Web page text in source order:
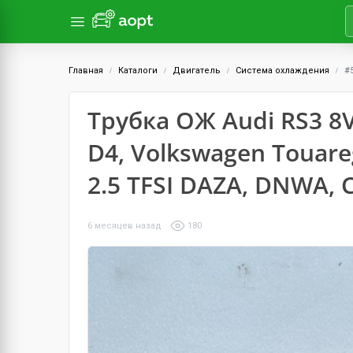
Главная Каталоги Двигатель Система охлаждения
Трубка ОЖ Audi RS3
D4, Volkswagen
2.5 TFSI DAZA, DNWA,
6 месяцев назад 180